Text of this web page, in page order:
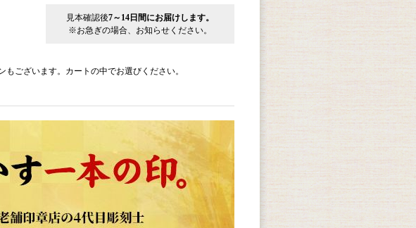
見本確認後7～14日間にお届けします。
※お急ぎの場合、お知らせください。
ございます。カートの中でお選びください。